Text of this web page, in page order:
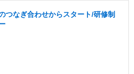
つなぎ合わせからスタート/研修制